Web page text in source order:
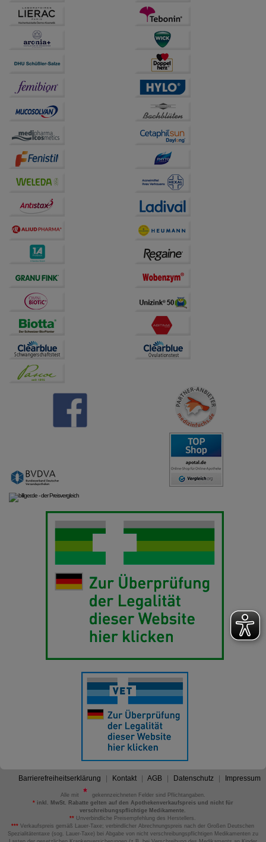
Barrierefreiheitserklärung Kontakt AGB Datenschutz Impressum
Alle mit
gekennzeichneten Felder sind Pflichtangaben.
*inkl. MwSt. Rabatte gelten auf den Apothekenverkaufspreis und nicht für
verschreibungspflichtige Medikamente.
** Unverbindliche Preisempfehlung des Herstellers.
*** Verkaufspreis gemäß Lauer-Taxe; verbindlicher Abrechnungspreis nach der Großen Deutschen
Spezialitätentaxe (sog. Lauer-Taxe) bei Abgabe von nicht verschreibungspflichtigen Medikamenten zu